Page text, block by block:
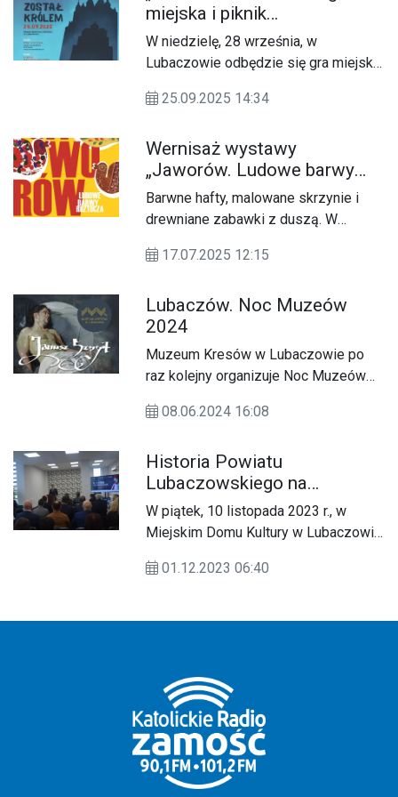
miejska i piknik
archeologiczny w
Lubaczowie
W niedzielę, 28 września, w
Lubaczowie odbędzie się gra miejska
królem”, poświęcone Bolesławowi
Czerwieńskie. W programie m.in.
rekonstrukcje historyczne, dawna
muzyka i atrakcje dla dzieci.
25.09.2025 14:34
Wernisaż wystawy
„Jaworów. Ludowe barwy
Roztocza”
Barwne hafty, malowane skrzynie i
drewniane zabawki z duszą. W
niezwykłe świadectwa dziedzictwa
ukraińskiego.
17.07.2025 12:15
Lubaczów. Noc Muzeów
2024
Muzeum Kresów w Lubaczowie po
raz kolejny organizuje Noc Muzeów
uczcić Międzynarodowy Dzień
08.06.2024 16:08
Historia Powiatu
Lubaczowskiego na
przestrzeni lat
W piątek, 10 listopada 2023 r., w
Miejskim Domu Kultury w Lubaczowie
i na peryferiach. W 100-lecie
lubaczowskiego (1923 – 2023)”.
Kresów w Lubaczowie, z cyklu
działań, które w sposób uroczysty,
podkreślały tę ważną dla Powiatu
Lubaczowskiego rocznicę.
01.12.2023 06:40